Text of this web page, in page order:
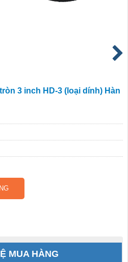
3 inch HD-3 (loại dính) Hàn
MUA HÀNG